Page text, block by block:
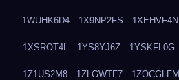
1WUHK6D4 1X9NP2FS 1XEHVF4N
1XSROT4L 1YS8YJ6Z 1YSKFL0G
1Z1US2M8 1ZLGWTF7 1ZOCGLFM